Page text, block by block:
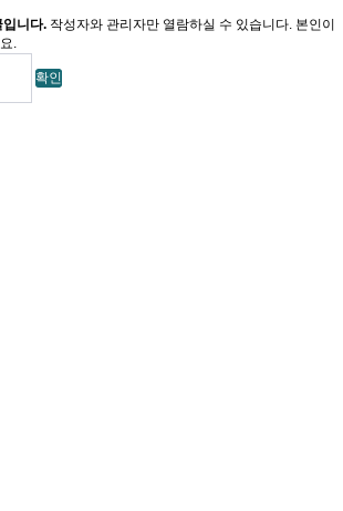
입니다. 작성자와 관리자만 열람하실 수 있습니다. 본인이
.